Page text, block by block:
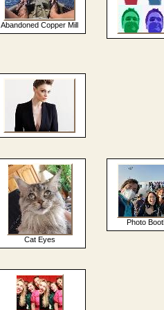
Abandoned Copper Mill
Cat Eyes
Photo